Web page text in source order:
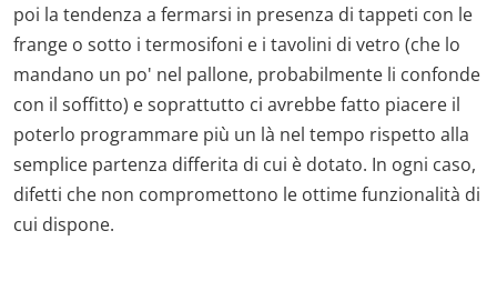
poi la tendenza a fermarsi in presenza di tappeti con le
frange o sotto i termosifoni e i tavolini di vetro (che lo
mandano un po' nel pallone, probabilmente li confonde
con il soffitto) e soprattutto ci avrebbe fatto piacere il
poterlo programmare più un là nel tempo rispetto alla
semplice partenza differita di cui è dotato. In ogni caso,
difetti che non compromettono le ottime funzionalità di
cui dispone.